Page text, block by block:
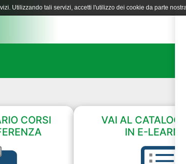
CORSI
VAI AL
IN E-
Utilizzando tali servizi, accetti l'utilizzo dei cookie da parte